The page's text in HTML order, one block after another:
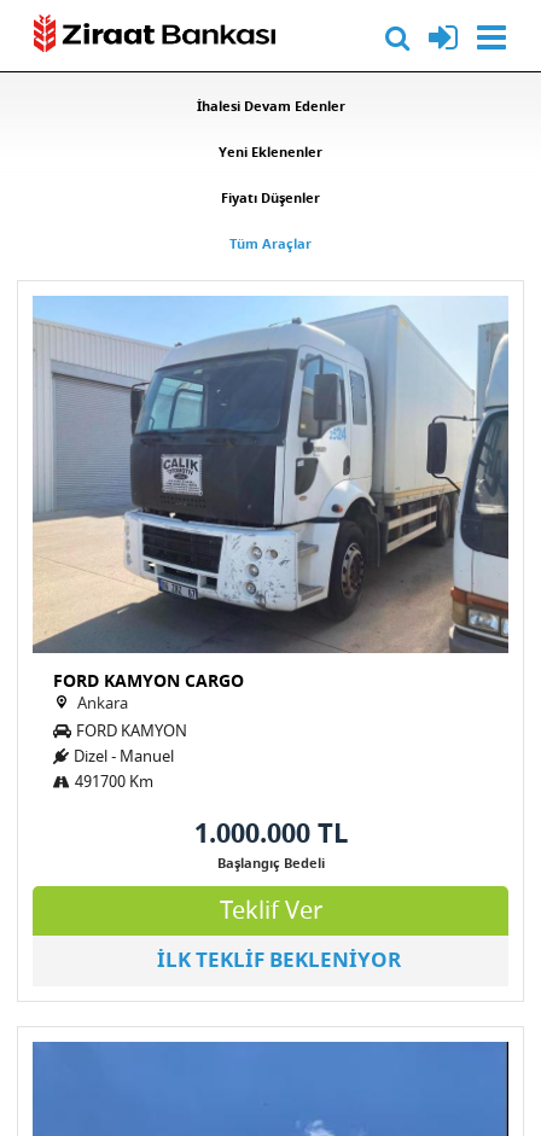
İhalesi Devam Edenler
Yeni Eklenenler
Fiyatı Düşenler
Tüm Araçlar
FORD KAMYON CARGO
Ankara
FORD KAMYON
Dizel - Manuel
491700 Km
1.000.000 TL
Başlangıç Bedeli
Teklif Ver
İLK TEKLİF BEKLENİYOR